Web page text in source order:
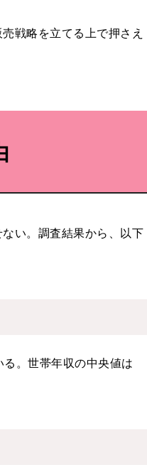
戦略を立てる上で押さえ
い。調査結果から、以下
。世帯年収の中央値は